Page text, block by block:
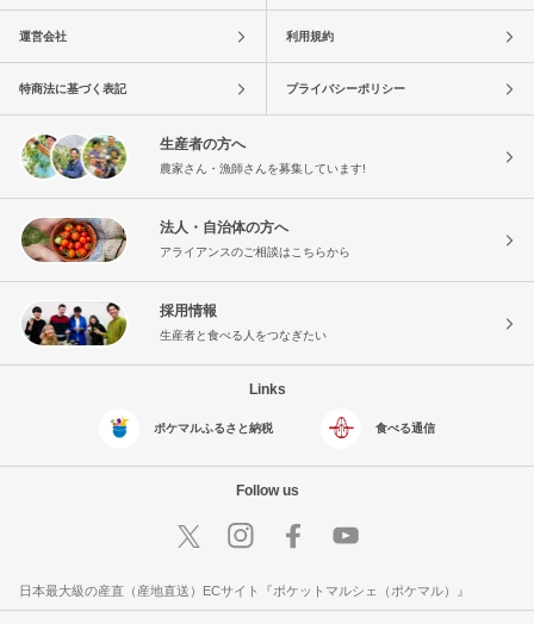
運営会社 利用規約
特商法に基づく表記 プライバシーポリシー
生産者の方へ
農家さん・漁師さんを募集しています!
法人・自治体の方へ
アライアンスのご相談はこちらから
採用情報
生産者と食べる人をつなぎたい
Links
ポケマルふるさと納税 食べる通信
Follow us
日本最大級の産直（産地直送）ECサイト『ポケットマルシェ（ポケマル）』